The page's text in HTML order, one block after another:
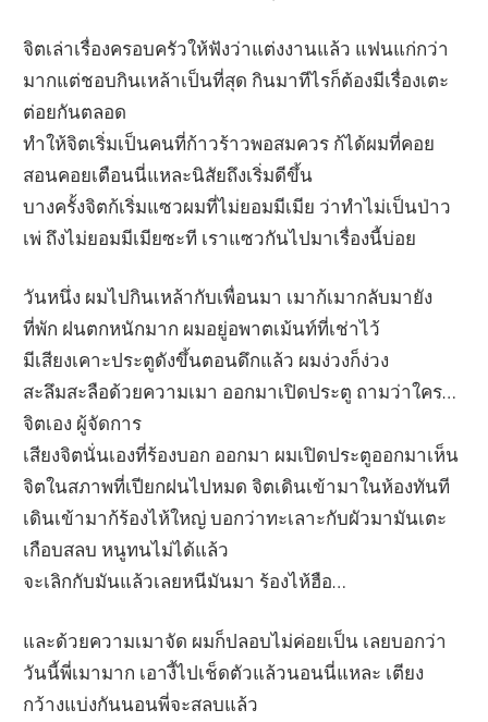
จิตเล่าเรื่องครอบครัวให้ฟังว่าแต่งงานแล้ว แฟนแก่กว่า
มากแต่ชอบกินเหล้าเป็นที่สุด กินมาทีไรก็ต้องมีเรื่องเตะ
ต่อยกันตลอด
ทำให้จิตเริ่มเป็นคนที่ก้าวร้าวพอสมควร ก้ได้ผมที่คอย
สอนคอยเตือนนี่แหละนิสัยถึงเริ่มดีขึ้น
บางครั้งจิตก้เริ่มแซวผมที่ไม่ยอมมีเมีย ว่าทำไม่เป็นป่าว
เพ่ ถึงไม่ยอมมีเมียซะที เราแซวกันไปมาเรื่องนี้บ่อย
วันหนึ่ง ผมไปกินเหล้ากับเพื่อนมา เมาก้เมากลับมายัง
ที่พัก ฝนตกหนักมาก ผมอยู่อพาตเม้นท์ที่เช่าไว้
มีเสียงเคาะประตูดังขึ้นตอนดึกแล้ว ผมง่วงก็ง่วง
สะลึมสะลือด้วยความเมา ออกมาเปิดประตู ถามว่าใคร…
จิตเอง ผู้จัดการ
เสียงจิตนั่นเองที่ร้องบอก ออกมา ผมเปิดประตูออกมาเห็น
จิตในสภาพที่เปียกฝนไปหมด จิตเดินเข้ามาในห้องทันที
เดินเข้ามาก้ร้องไห้ใหญ่ บอกว่าทะเลาะกับผัวมามันเตะ
เกือบสลบ หนูทนไม่ได้แล้ว
จะเลิกกับมันแล้วเลยหนีมันมา ร้องไห้ฮือ…
และด้วยความเมาจัด ผมก็ปลอบไม่ค่อยเป็น เลยบอกว่า
วันนี้พี่เมามาก เอางี้ไปเช็ดตัวแล้วนอนนี่แหละ เตียง
กว้างแบ่งกันนอนพี่จะสลบแล้ว